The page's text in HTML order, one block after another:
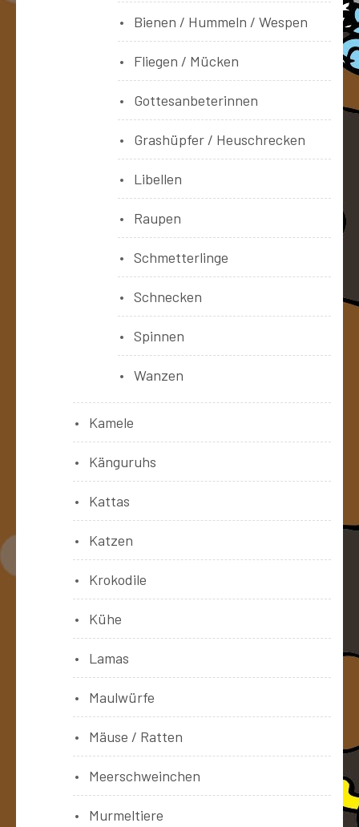
Bienen / Hummeln / Wespen
Fliegen / Mücken
Gottesanbeterinnen
Grashüpfer / Heuschrecken
Libellen
Raupen
Schmetterlinge
Schnecken
Spinnen
Wanzen
Kamele
Känguruhs
Kattas
Katzen
Krokodile
Kühe
Lamas
Maulwürfe
Mäuse / Ratten
Meerschweinchen
Murmeltiere